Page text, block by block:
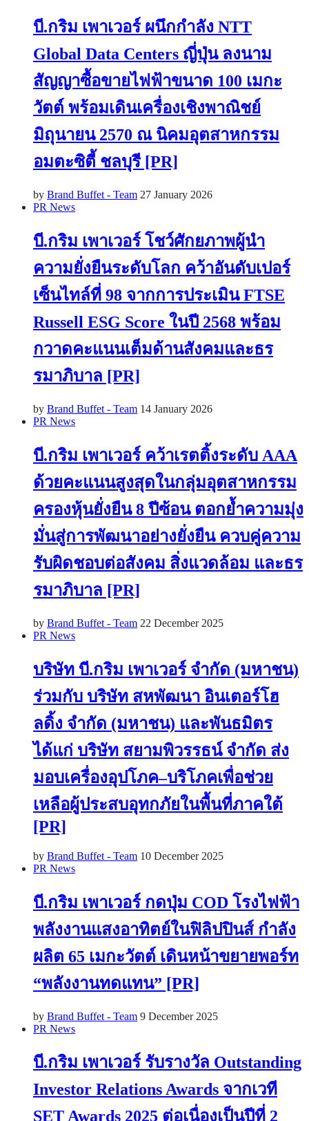
บี.กริม เพาเวอร์ ผนึกกำลัง NTT
Global Data Centers ญี่ปุ่น ลงนาม
สัญญาซื้อขายไฟฟ้าขนาด 100 เมกะ
วัตต์ พร้อมเดินเครื่องเชิงพาณิชย์
มิถุนายน 2570 ณ นิคมอุตสาหกรรม
อมตะซิตี้ ชลบุรี [PR]
by Brand Buffet - Team 27 January 2026
PR News
บี.กริม เพาเวอร์ โชว์ศักยภาพผู้นำ
ความยั่งยืนระดับโลก คว้าอันดับเปอร์
เซ็นไทล์ที่ 98 จากการประเมิน FTSE
Russell ESG Score ในปี 2568 พร้อม
กวาดคะแนนเต็มด้านสังคมและธร
รมาภิบาล [PR]
by Brand Buffet - Team 14 January 2026
PR News
บี.กริม เพาเวอร์ คว้าเรตติ้งระดับ AAA
ด้วยคะแนนสูงสุดในกลุ่มอุตสาหกรรม
ครองหุ้นยั่งยืน 8 ปีซ้อน ตอกย้ำความมุ่ง
มั่นสู่การพัฒนาอย่างยั่งยืน ควบคู่ความ
รับผิดชอบต่อสังคม สิ่งแวดล้อม และธร
รมาภิบาล [PR]
by Brand Buffet - Team 22 December 2025
PR News
บริษัท บี.กริม เพาเวอร์ จำกัด (มหาชน)
ร่วมกับ บริษัท สหพัฒนา อินเตอร์โฮ
ลดิ้ง จำกัด (มหาชน) และพันธมิตร
ได้แก่ บริษัท สยามพิวรรธน์ จำกัด ส่ง
มอบเครื่องอุปโภค–บริโภคเพื่อช่วย
เหลือผู้ประสบอุทกภัยในพื้นที่ภาคใต้
[PR]
by Brand Buffet - Team 10 December 2025
PR News
บี.กริม เพาเวอร์ กดปุ่ม COD โรงไฟฟ้า
พลังงานแสงอาทิตย์ในฟิลิปปินส์ กำลัง
ผลิต 65 เมกะวัตต์ เดินหน้าขยายพอร์ท
“พลังงานทดแทน” [PR]
by Brand Buffet - Team 9 December 2025
PR News
บี.กริม เพาเวอร์ รับรางวัล Outstanding
Investor Relations Awards จากเวที
SET Awards 2025 ต่อเนื่องเป็นปีที่ 2